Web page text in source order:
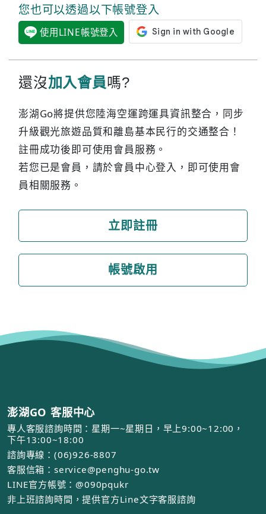
您也可以透過以下帳號登入
使用LINE帳號登入
還沒加入會員嗎?
澎湖Go將提供您陸海空運跨運具資訊整合，同步
升級觀光旅遊品質和離島基本民行的交通整合！
註冊成功後即可使用會員服務。
若您已是會員，請於會員中心登入，即可使用會
員相關服務。
立即註冊
帳號啟用
澎湖GO 客服中心
專人客服諮詢時間：星期一~星期日，早上9:00~12:00，
下午13:00~18:00
諮詢專線：(06)926-8807
客服信箱：service@penghu-go.tw
LINE官方帳號：@090pqukr
非上班諮詢時間，提供官方Line文字客服諮詢